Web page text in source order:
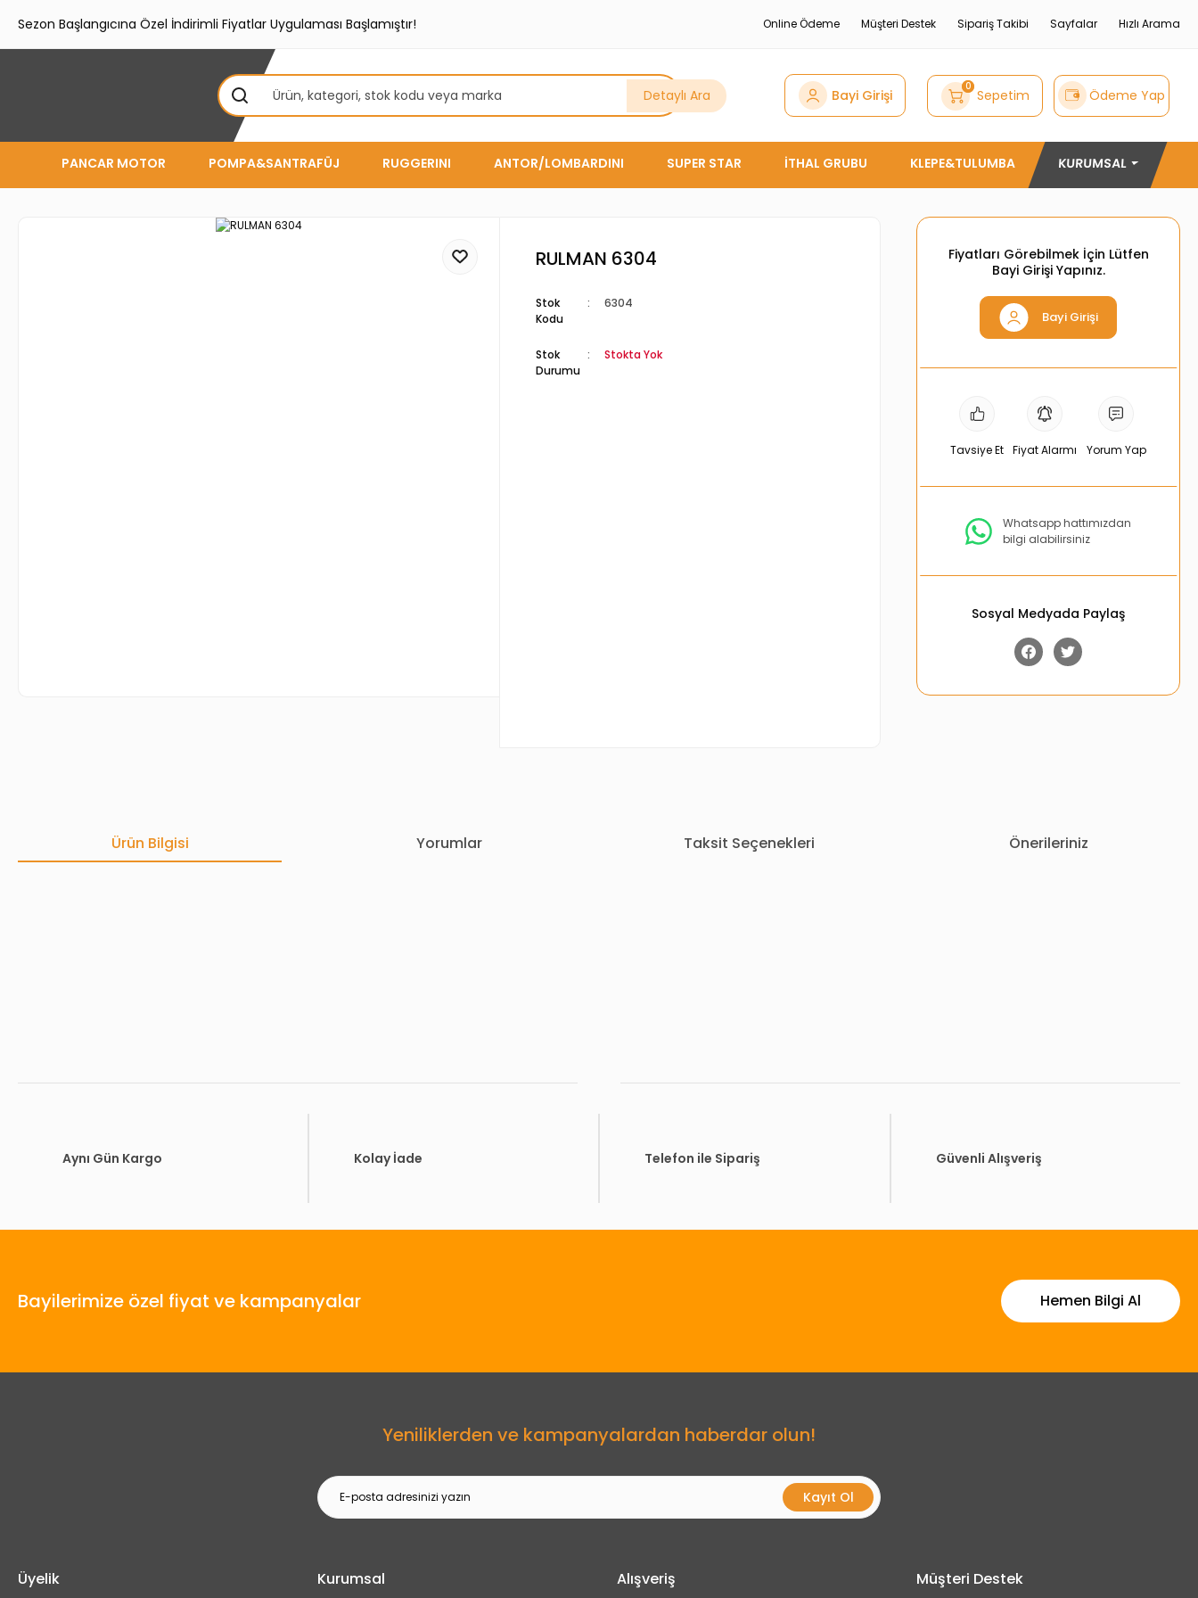
Sezon Başlangıcına Özel İndirimli Fiyatlar Uygulaması Başlamıştır! Online Ödeme Müşteri Destek Sipariş Takibi Sayfalar Hızlı Arama
Detaylı Ara Bayi Girişi 0 Sepetim Ödeme Yap
PANCAR MOTOR POMPA&SANTRAFÜJ RUGGERINI ANTOR/LOMBARDINI SUPER STAR İTHAL GRUBU KLEPE&TULUMBA KURUMSAL
RULMAN 6304
Stok
Kodu
6304
Stok
Durumu
Stokta Yok
Fiyatları Görebilmek İçin Lütfen
Bayi Girişi Yapınız.
Bayi Girişi
Tavsiye Et Fiyat Alarmı Yorum Yap
Whatsapp hattımızdan
bilgi alabilirsiniz
Sosyal Medyada Paylaş
Ürün Bilgisi Yorumlar Taksit Seçenekleri Önerileriniz
Gönder
Aynı Gün Kargo Kolay İade Telefon ile Sipariş Güvenli Alışveriş
Bayilerimize özel fiyat ve kampanyalar Hemen Bilgi Al
Yeniliklerden ve kampanyalardan haberdar olun!
Kayıt Ol
Üyelik Kurumsal Alışveriş Müşteri Destek